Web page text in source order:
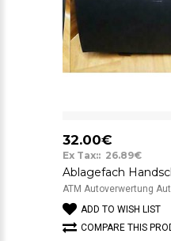
32.00€
Ex Tax:: 26.89€
ATM Autoverwertung
ADD TO WISH LIST
COMPARE THIS